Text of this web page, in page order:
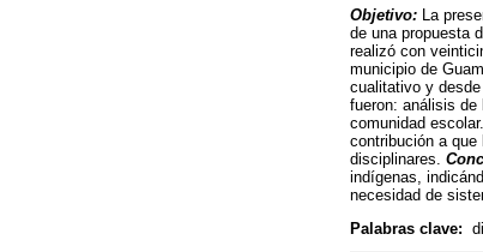
Objetivo:
La
de una propuesta
realizó con
municipio de
cualitativo y
fueron: análisis
comunidad escolar.
contribución a
disciplinares.
indígenas,
necesidad de
Palabras clave: